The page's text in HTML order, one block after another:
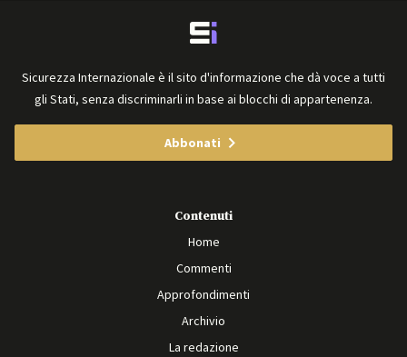
Sicurezza Internazionale è il sito d'informazione che dà voce a tutti
gli Stati, senza discriminarli in base ai blocchi di appartenenza.
Abbonati
Contenuti
Home
Commenti
Approfondimenti
Archivio
La redazione